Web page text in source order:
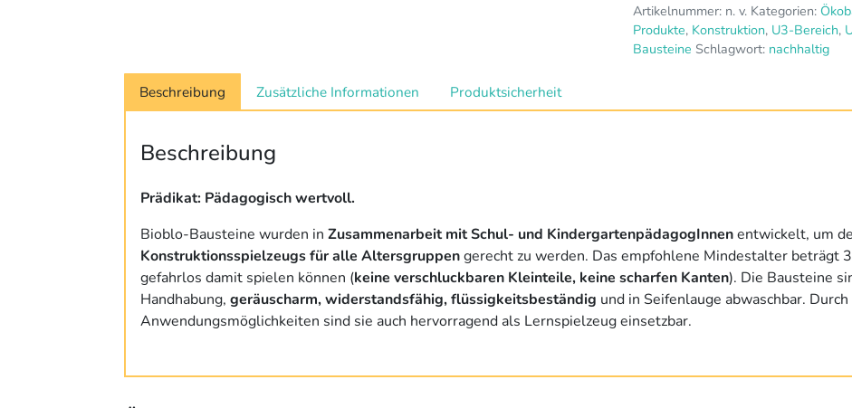
Menge
Artikelnummer: n. v. Kategorien:
Produkte, Konstruktion, U3-Bereich,
Bausteine Schlagwort: nachhaltig
Beschreibung Zusätzliche Informationen Produktsicherheit
Beschreibung
Prädikat: Pädagogisch wertvoll.
Bioblo-Bausteine wurden in Zusammenarbeit mit Schul- und KindergartenpädagogInnenentwickelt, um
Konstruktionsspielzeugs für alle Altersgruppengerecht zu werden. Das empfohlene Mindestalter beträgt 3
gefahrlos damit spielen können (keine verschluckbaren Kleinteile, keine scharfen Kanten). Die Bausteine
Handhabung, geräuscharm, widerstandsfähig, flüssigkeitsbeständig und in Seifenlauge abwaschbar.
Anwendungsmöglichkeiten sind sie auch hervorragend als Lernspielzeug einsetzbar.